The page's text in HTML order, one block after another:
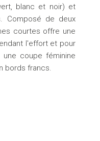
blanc et noir) et
Composé de deux
courtes offre une
l'effort et pour
coupe féminine
bords francs.